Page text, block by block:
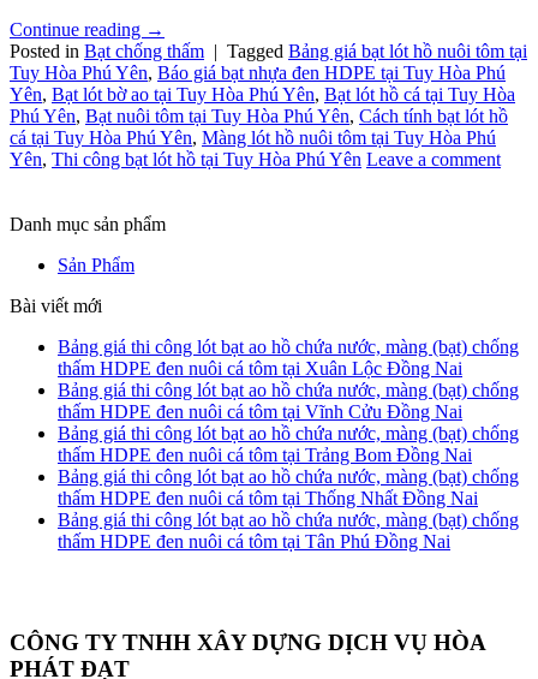
Continue reading →
Posted in Bạt chống thấm | Tagged Bảng giá bạt lót hồ nuôi tôm tại
Tuy Hòa Phú Yên, Báo giá bạt nhựa đen HDPE tại Tuy Hòa Phú
Yên, Bạt lót bờ ao tại Tuy Hòa Phú Yên, Bạt lót hồ cá tại Tuy Hòa
Phú Yên, Bạt nuôi tôm tại Tuy Hòa Phú Yên, Cách tính bạt lót hồ
cá tại Tuy Hòa Phú Yên, Màng lót hồ nuôi tôm tại Tuy Hòa Phú
Yên, Thi công bạt lót hồ tại Tuy Hòa Phú Yên Leave a comment
Danh mục sản phẩm
Sản Phẩm
Bài viết mới
Bảng giá thi công lót bạt ao hồ chứa nước, màng (bạt) chống
thấm HDPE đen nuôi cá tôm tại Xuân Lộc Đồng Nai
Bảng giá thi công lót bạt ao hồ chứa nước, màng (bạt) chống
thấm HDPE đen nuôi cá tôm tại Vĩnh Cửu Đồng Nai
Bảng giá thi công lót bạt ao hồ chứa nước, màng (bạt) chống
thấm HDPE đen nuôi cá tôm tại Trảng Bom Đồng Nai
Bảng giá thi công lót bạt ao hồ chứa nước, màng (bạt) chống
thấm HDPE đen nuôi cá tôm tại Thống Nhất Đồng Nai
Bảng giá thi công lót bạt ao hồ chứa nước, màng (bạt) chống
thấm HDPE đen nuôi cá tôm tại Tân Phú Đồng Nai
CÔNG TY TNHH XÂY DỰNG DỊCH VỤ HÒA
PHÁT ĐẠT